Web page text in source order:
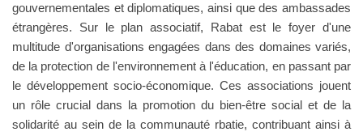
gouvernementales et diplomatiques, ainsi que des ambassades
étrangères. Sur le plan associatif, Rabat est le foyer d'une
multitude d'organisations engagées dans des domaines variés,
de la protection de l'environnement à l'éducation, en passant par
le développement socio-économique. Ces associations jouent
un rôle crucial dans la promotion du bien-être social et de la
solidarité au sein de la communauté rbatie, contribuant ainsi à